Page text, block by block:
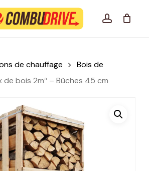
account
Combudrive CLOSE
de chauffage
Bois de
de bois 2m³ – Bûches 45 cm